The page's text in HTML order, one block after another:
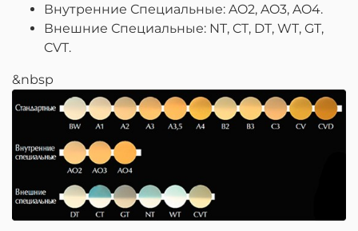
Внутренние Специальные: AO2, AO3, AO4.
Внешние Специальные: NT, CT, DT, WT, GT,
CVT.
&nbsp